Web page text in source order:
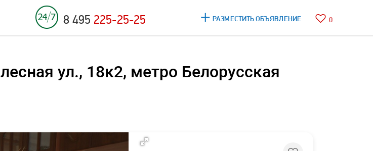
8 495 225-25-25 РАЗМЕСТИТЬ ОБЪЯВЛЕНИЕ 0
ул., 18к2, метро Белорусская